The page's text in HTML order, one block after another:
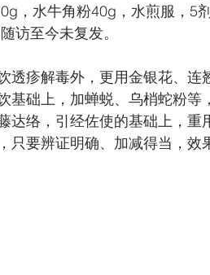
，水牛角粉40g，水煎服，5
访至今未复发。
透疹解毒外，更用金银花、
基础上，加蝉蜕、乌梢蛇粉
达络，引经佐使的基础上，
只要辨证明确、加减得当，效